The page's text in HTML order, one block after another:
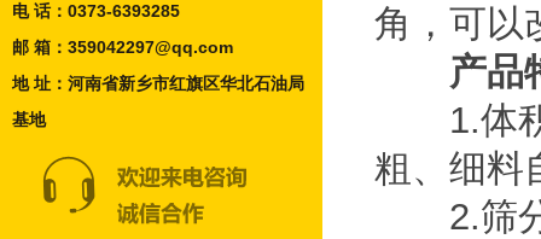
电 话：0373-6393285
邮 箱：359042297@qq.com
地 址：河南省新乡市红旗区华北石油局
基地
角，可以
产品
1.体积
粗、细料
2.筛分